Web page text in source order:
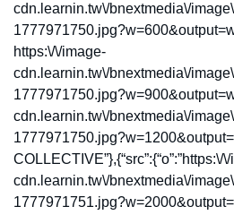
cdn.learnin.tw\/bnextmedia\/
https:\/\/image-
cdn.learnin.tw\/bnextmedia\/
cdn.learnin.tw\/bnextmedia\/
COLLECTIVE”},{“src”:{“o”:”https:\/
cdn.learnin.tw\/bnextmedia\/